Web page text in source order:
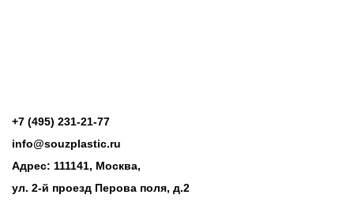
+7 (495) 231-21-77
info@souzplastic.ru
Адрес: 111141, Москва,
ул. 2-й проезд Перова поля, д.2